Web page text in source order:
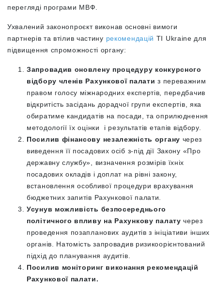
перегляді програми МВФ.
Ухвалений законопроєкт виконав основні вимоги
партнерів та втілив частину рекомендацій TI Ukraine для
підвищення спроможності органу:
Запровадив оновлену процедуру конкурсного
відбору членів Рахункової палати з переважним
правом голосу міжнародних експертів,
передбачив
відкритість засідань дорадчої групи експертів, яка
обиратиме кандидатів на посади, та оприлюднення
методології їх оцінки і результатів етапів відбору.
Посилив фінансову незалежність органу через
виведення її посадових осіб з-під дії Закону «Про
державну службу», визначення розмірів їхніх
посадових окладів і доплат на рівні закону,
встановленняособливої процедури врахування
бюджетних запитів Рахункової палати.
Усунув можливість безпосереднього
політичного впливу на Рахункову палату через
проведення позапланових аудитів з ініціативи інших
органів. Натомість запровадив ризикоорієнтований
підхід до планування аудитів.
Посилив моніторинг виконання рекомендацій
Рахункової палати.